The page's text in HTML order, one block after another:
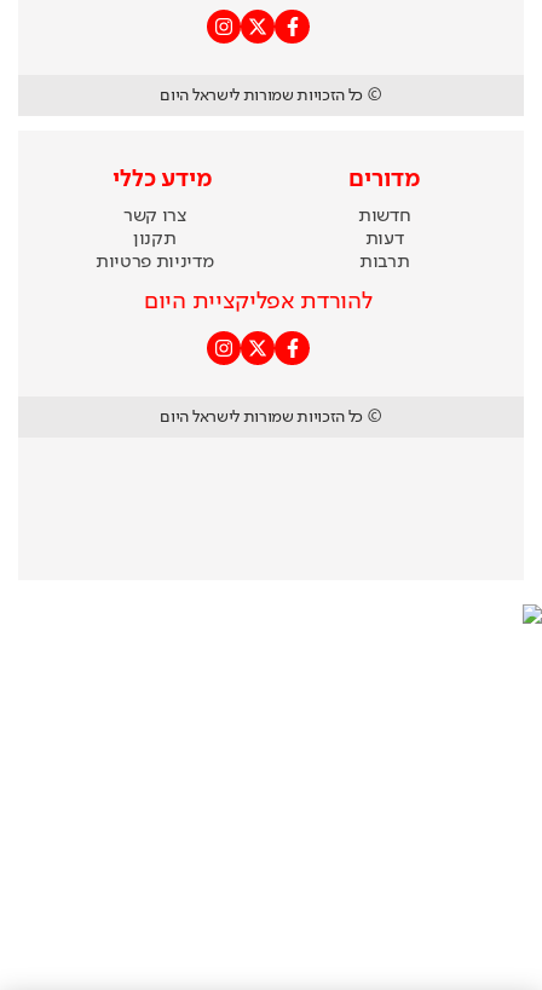
© כל הזכויות שמורות לישראל היום
מדורים
חדשות
דעות
תרבות
מידע כללי
צרו קשר
תקנון
מדיניות פרטיות
להורדת אפליקציית היום
© כל הזכויות שמורות לישראל היום